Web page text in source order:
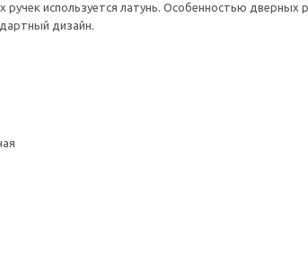
используется латунь. Особенностью дверных
дизайн.